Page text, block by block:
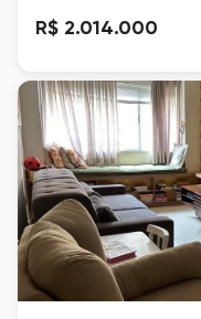
R$ 2.014.000